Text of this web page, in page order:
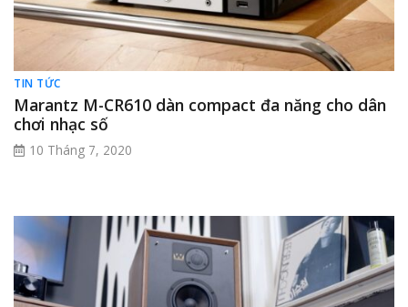
TIN TỨC
Marantz M-CR610 dàn compact đa năng cho dân
chơi nhạc số
10 Tháng 7, 2020